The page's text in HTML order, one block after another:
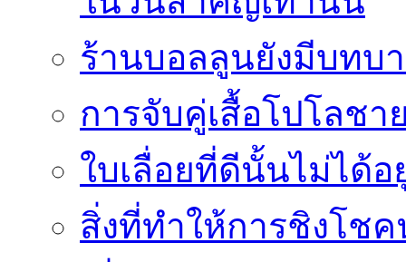
ร้านบอลลูนยังมีบทบ
การจับคู่เสื้อโปโลชา
ใบเลื่อยที่ดีนั้นไม่ได้
สิ่งที่ทำให้การชิงโช